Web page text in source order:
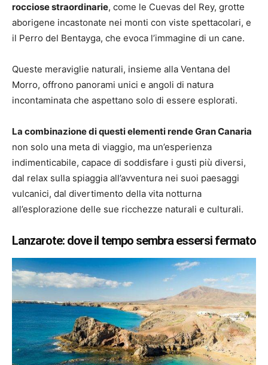
rocciose straordinarie, come le Cuevas del Rey, grotte
aborigene incastonate nei monti con viste spettacolari, e
il Perro del Bentayga, che evoca l’immagine di un cane.
Queste meraviglie naturali, insieme alla Ventana del
Morro, offrono panorami unici e angoli di natura
incontaminata che aspettano solo di essere esplorati.
La combinazione di questi elementi rende Gran Canaria
non solo una meta di viaggio, ma un’esperienza
indimenticabile, capace di soddisfare i gusti più diversi,
dal relax sulla spiaggia all’avventura nei suoi paesaggi
vulcanici, dal divertimento della vita notturna
all’esplorazione delle sue ricchezze naturali e culturali.
Lanzarote: dove il tempo sembra essersi fermato